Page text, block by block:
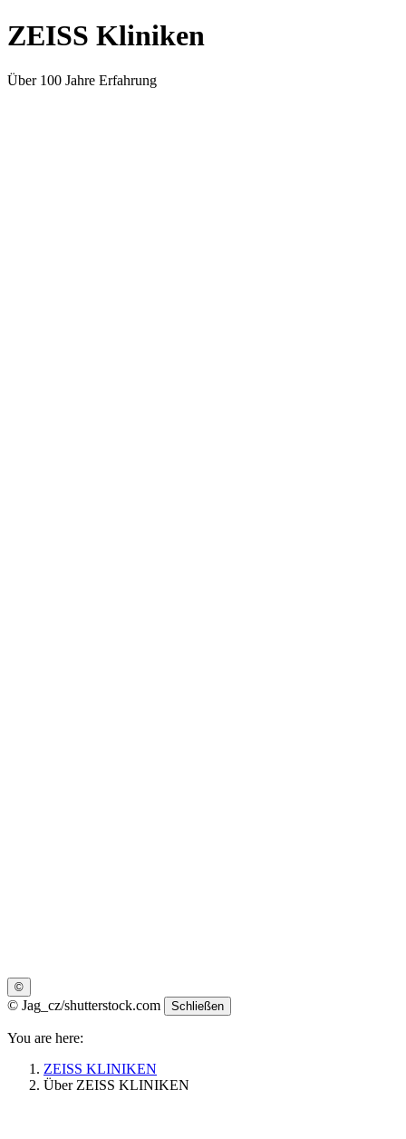
ZEISS Kliniken
Über 100 Jahre Erfahrung
©
© Jag_cz/shutterstock.com Schließen
You are here:
ZEISS KLINIKEN
Über ZEISS KLINIKEN